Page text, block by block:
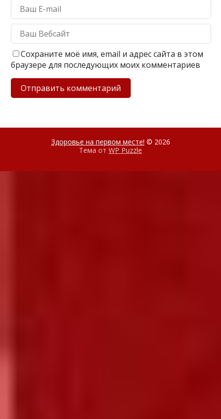
Сохраните моё имя, email и адрес сайта в этом
браузере для последующих моих комментариев
Здоровье на первом месте! © 2026
Тема от WP Puzzle